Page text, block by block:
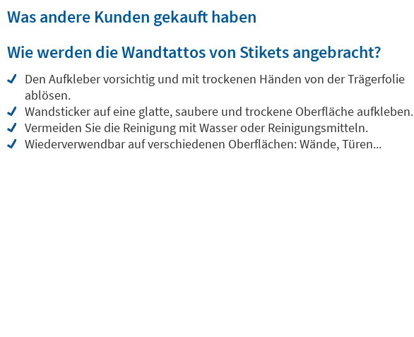
Was andere Kunden gekauft haben
Wie werden die Wandtattos von Stikets angebracht?
Den Aufkleber vorsichtig und mit trockenen Händen von der Trägerfolie
ablösen.
Wandsticker auf eine glatte, saubere und trockene Oberfläche aufkleben.
Vermeiden Sie die Reinigung mit Wasser oder Reinigungsmitteln.
Wiederverwendbar auf verschiedenen Oberflächen: Wände, Türen...